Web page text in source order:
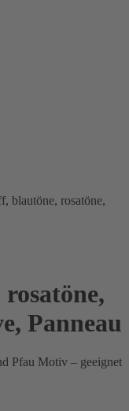
blautöne, rosatöne,
Panneau
Pfau Motiv – geeignet